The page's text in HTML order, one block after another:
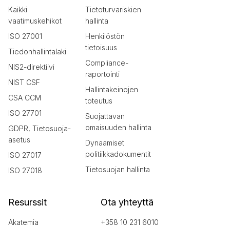
Kaikki
vaatimuskehikot
ISO 27001
Tiedonhallintalaki
NIS2-direktiivi
NIST CSF
CSA CCM
ISO 27701
GDPR, Tietosuoja-
asetus
ISO 27017
ISO 27018
Tietoturvariskien
hallinta
Henkilöstön
tietoisuus
Compliance-
raportointi
Hallintakeinojen
toteutus
Suojattavan
omaisuuden hallinta
Dynaamiset
politiikkadokumentit
Tietosuojan hallinta
Resurssit
Akatemia
Ota yhteyttä
+358 10 231 6010